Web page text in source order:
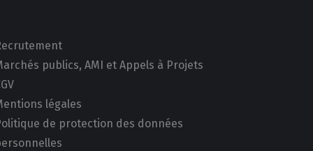
publics, AMI et Appels à Projets
légales
de protection des données